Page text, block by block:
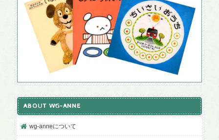
ABOUT WG-ANNE
wg-anneについて